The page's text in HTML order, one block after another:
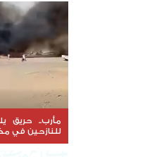
للنازحين في